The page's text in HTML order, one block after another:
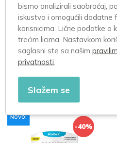
Kaltex
PROBIOTIC MD
20 kapsula
1.980,00
1.188,00
NOVO!
-40%
bismo analizirali saobraćaj,
iskustvo i omogućili dodatne
korisnicima. Lične podatke o
trećim licima. Nastavkom
saglasni ste sa našim
privatnosti
Slažem se